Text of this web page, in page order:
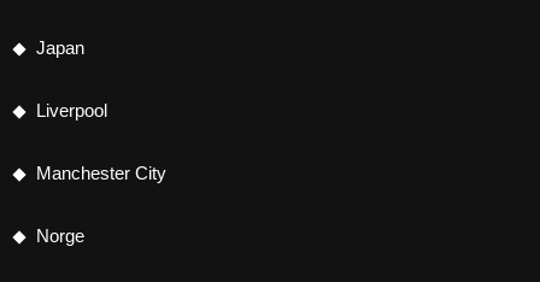
Japan
Liverpool
Manchester City
Norge